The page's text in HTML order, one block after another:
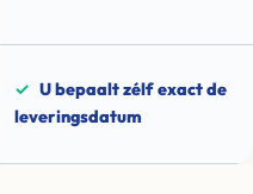
✓ U bepaalt zélf exact de
leveringsdatum